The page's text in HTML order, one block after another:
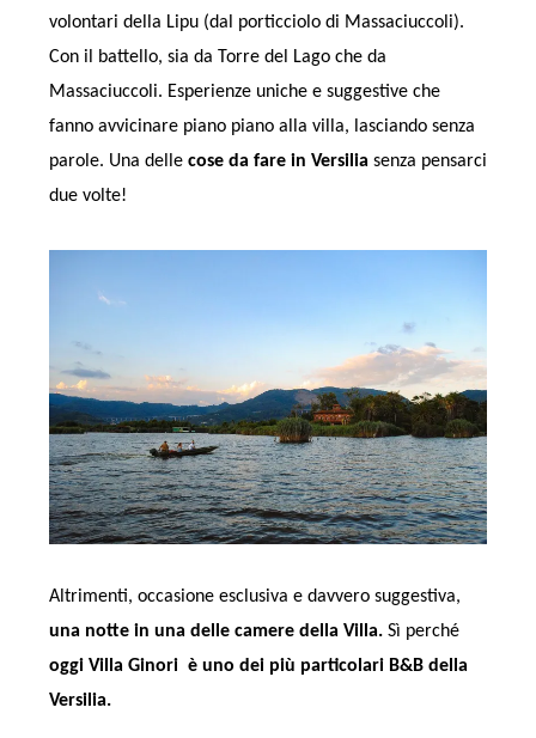
volontari della Lipu (dal porticciolo di Massaciuccoli).
Con il battello, sia da Torre del Lago che da
Massaciuccoli. Esperienze uniche e suggestive che
fanno avvicinare piano piano alla villa, lasciando senza
parole. Una delle cose da fare in Versilia senza pensarci
due volte!
Altrimenti, occasione esclusiva e davvero suggestiva,
una notte in una delle camere della Villa.Sì perché
oggi Villa Ginori è uno dei più particolari B&B della
Versilia.